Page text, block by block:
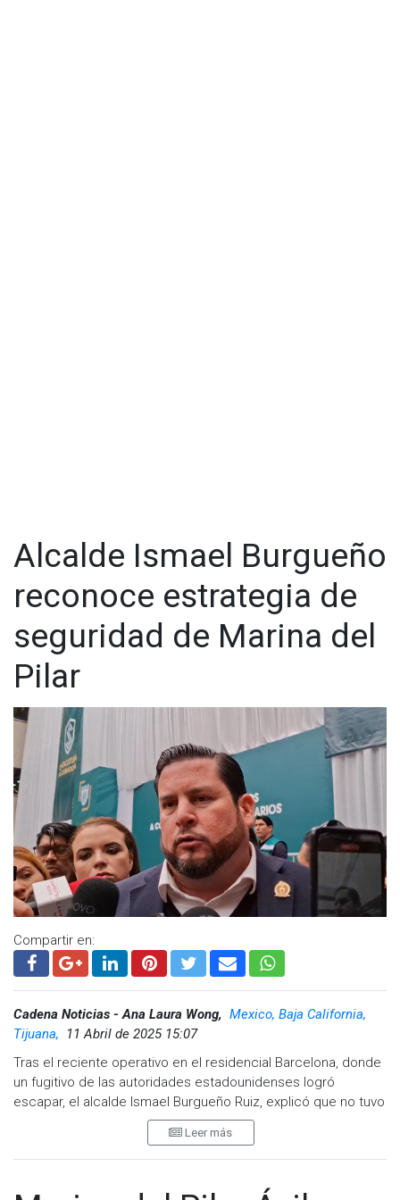
Alcalde Ismael Burgueño
reconoce estrategia de
seguridad de Marina del
Pilar
Compartir en:
Cadena Noticias - Ana Laura Wong, Mexico, Baja California,
Tijuana,
11 Abril de 2025 15:07
Tras el reciente operativo en el residencial Barcelona, donde
un fugitivo de las autoridades estadounidenses logró
escapar, el alcalde Ismael Burgueño Ruiz, explicó que no tuvo
comunicación directa con las autoridades de Estados
Unidos, ya que la operación estuvo bajo la coordinación del
gobierno estatal.
Burgueño indicó que la información relacionada con el
Leer más